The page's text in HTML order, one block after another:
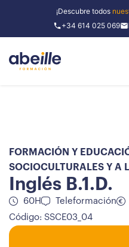
¡Descubre todos
+34 614 025 069
FORMACIÓN Y
SOCIOCULTURALES Y A
Inglés B.1.D.
60H Teleformación
Código: SSCE03_04